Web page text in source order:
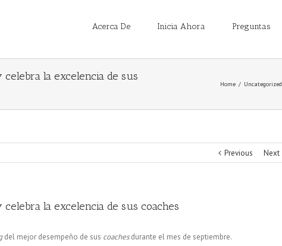
Acerca De Inicia Ahora Preguntas
celebra la excelencia de sus
Home / Uncategorized
Previous Next
la excelencia de sus coaches
del mejor desempeño de sus coachesdurante el mes de septiembre.